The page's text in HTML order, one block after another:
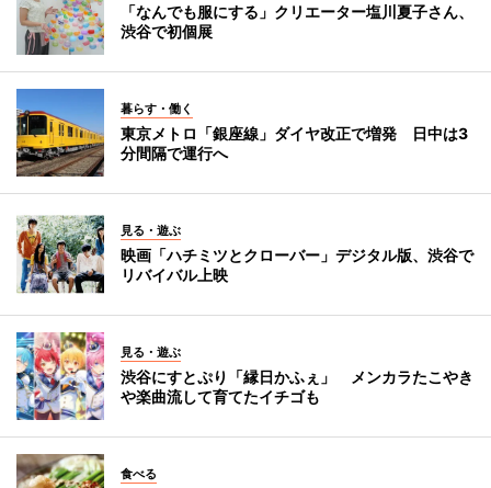
「なんでも服にする」クリエーター塩川夏子さん、
渋谷で初個展
暮らす・働く
東京メトロ「銀座線」ダイヤ改正で増発 日中は3
分間隔で運行へ
見る・遊ぶ
映画「ハチミツとクローバー」デジタル版、渋谷で
リバイバル上映
見る・遊ぶ
渋谷にすとぷり「縁日かふぇ」 メンカラたこやき
や楽曲流して育てたイチゴも
食べる